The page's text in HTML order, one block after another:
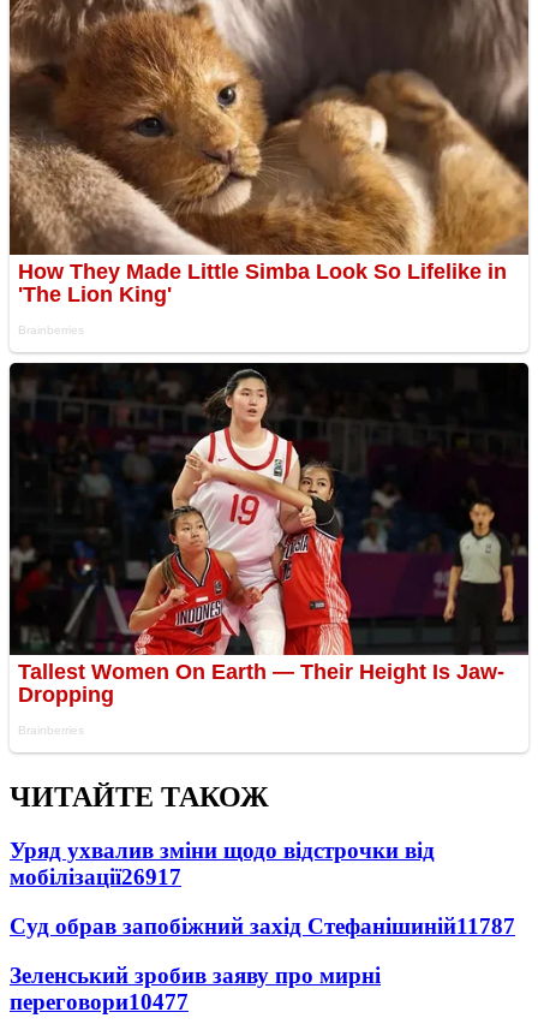
ЧИТАЙТЕ ТАКОЖ
Уряд ухвалив зміни щодо відстрочки від
мобілізації26917
Суд обрав запобіжний захід Стефанішиній11787
Зеленський зробив заяву про мирні
переговори10477